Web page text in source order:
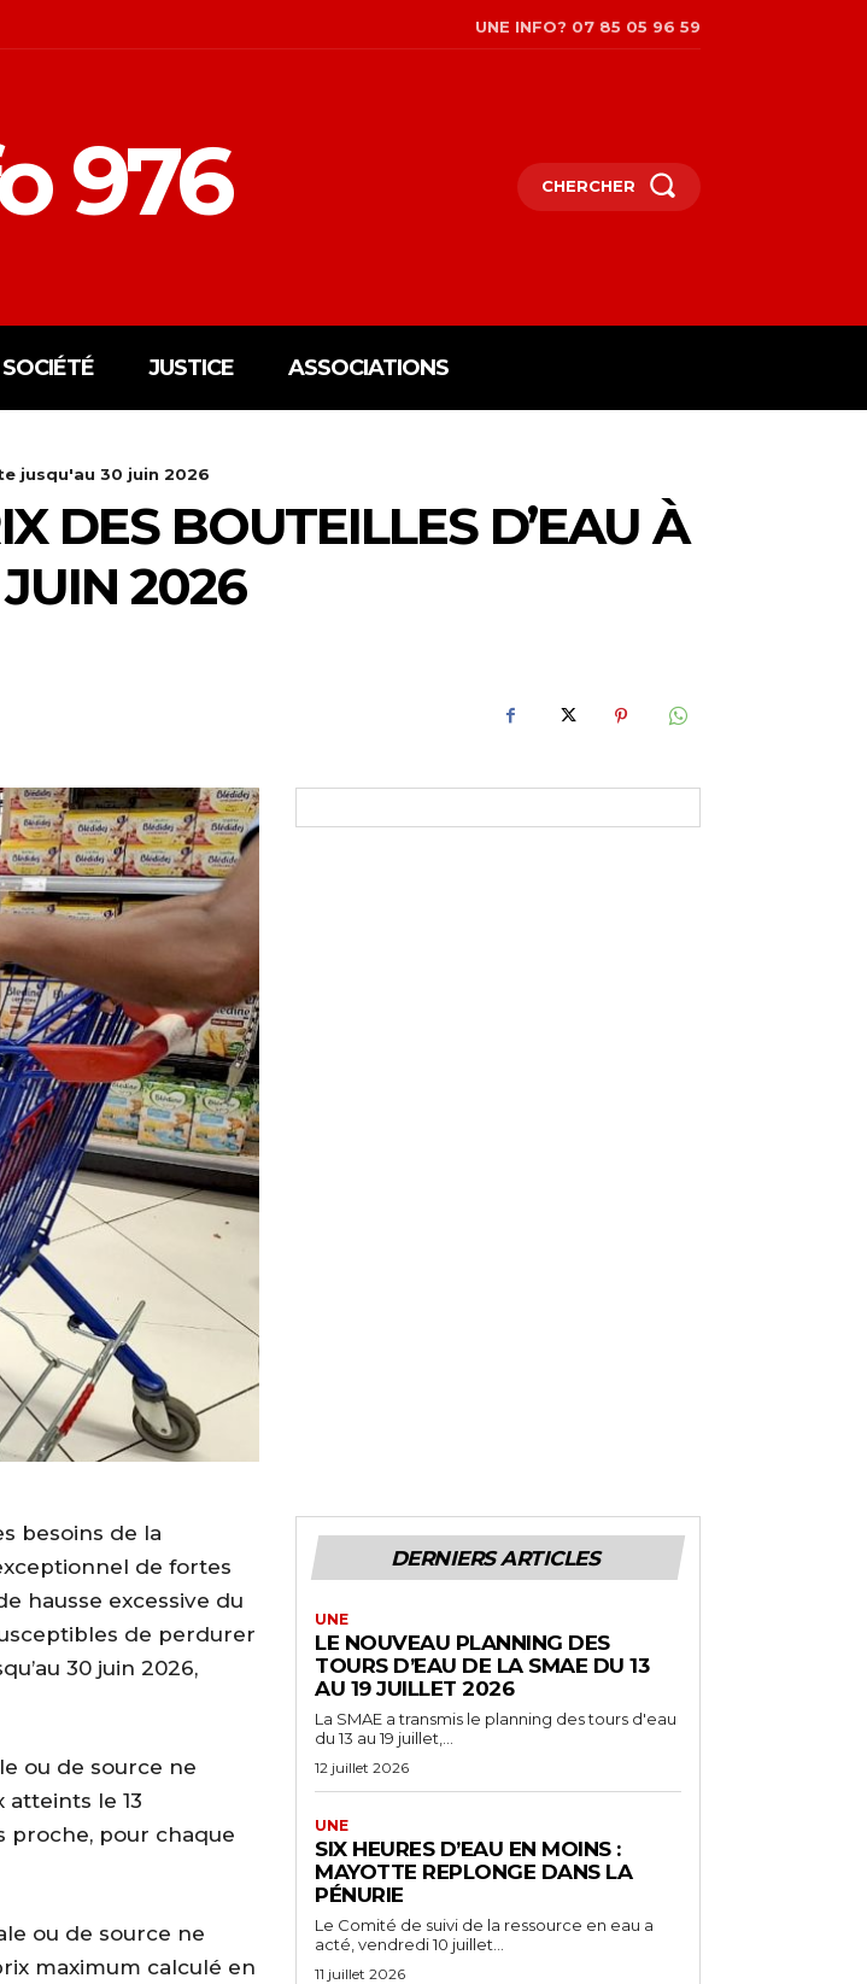
UNE INFO? 07 85 05 96 59
976 CHERCHER
SOCIÉTÉ JUSTICE ASSOCIATIONS
jusqu'au 30 juin 2026
DES BOUTEILLES D’EAU À
2026
besoins de la
de fortes
hausse excessive du
de perdurer
30 juin 2026,
ou de source ne
atteints le 13
proche, pour chaque
ou de source ne
maximum calculé en
DERNIERS ARTICLES
UNE
LE NOUVEAU PLANNING DES
TOURS D’EAU DE LA SMAE DU 13
AU 19 JUILLET 2026
La SMAE a transmis le planning des tours d'eau
du 13 au 19 juillet,...
12 juillet 2026
UNE
SIX HEURES D’EAU EN MOINS :
MAYOTTE REPLONGE DANS LA
PÉNURIE
Le Comité de suivi de la ressource en eau a
acté, vendredi 10 juillet...
11 juillet 2026